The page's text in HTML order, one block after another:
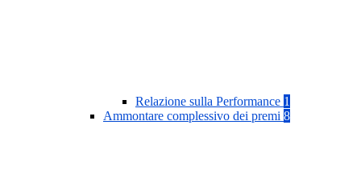
Relazione sulla Performance 1
Ammontare complessivo dei premi 8